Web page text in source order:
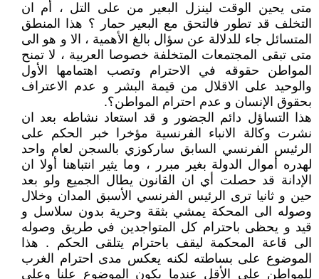
متى يحين الوقت لينزل البعير من على التل ، أم ان
التخلف قد تطور فالتحق مع البعير حمار ؟ هذا المنطق
المتسائل جاء للدلالة عن سؤال بالغ الأهمية ، الا و هو الى
متى تبقى المجتمعات المتخلفة خصوصا العربية ، لا تمنح
المواطن حقوقه في الاحترام وتصب اهتمامها الأول
والوحيد على الاقلال من قيمة البشر و عدم الاعتراف
بحقوق الإنسان و عدم احترام المواطن؟.
هذا التساؤل دائم الجضور و قد استعاد نشاطه بعد ان
نشرت وكالة الانباء الفرنسية مؤخرا خبر الحكم على
الرئيس الفرنسي السابق ساركوزي بالسجن لعام واحد
لهدره أموال الدولة بغير مبرر ، وما يثير انتباهنا أولا ان
الإدانة قد حصلت أي ان القانون يطال الجميع ولو بعد
حين و ثانيا ترى الرئيس الفرنسي الأسبق المدان وخلال
وصوله الى المحكة يمشي بثقة وحرية بدون سلاسل و
قيد و يحظى باحترام كل المتواجدين في طريق وصوله
الى قاعة المحكمة ليقف باحترام يتلقى الحكم . هذا
الموضوع على بساطته لكنه يعكس مدى احترام الغرب
للمواطن على الأقل عندما يكون الموضوع علنا وعلى